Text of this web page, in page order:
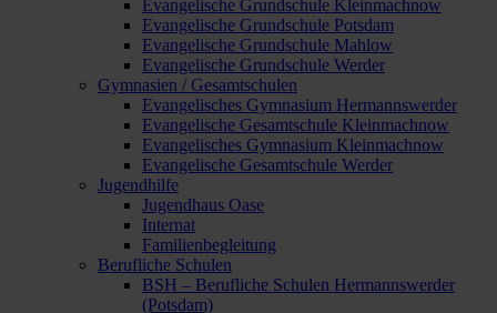
Evangelische Grundschule Kleinmachnow
Evangelische Grundschule Potsdam
Evangelische Grundschule Mahlow
Evangelische Grundschule Werder
Gymnasien / Gesamtschulen
Evangelisches Gymnasium Hermannswerder
Evangelische Gesamtschule Kleinmachnow
Evangelisches Gymnasium Kleinmachnow
Evangelische Gesamtschule Werder
Jugendhilfe
Jugendhaus Oase
Internat
Familienbegleitung
Berufliche Schulen
BSH – Berufliche Schulen Hermannswerder
(Potsdam)